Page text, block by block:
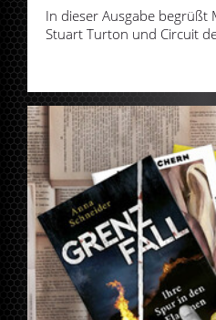
In dieser Ausgabe begrüßt
Stuart Turton und Circuit